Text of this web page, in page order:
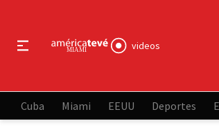
videos
Cuba Miami EEUU Deportes